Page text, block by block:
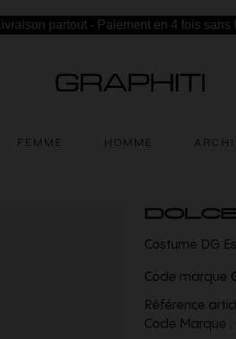
Livraison partout - Paiement en 4 fois sans
FEMME HOMME
Costume DG
Code marque
Référence
Code Marque :